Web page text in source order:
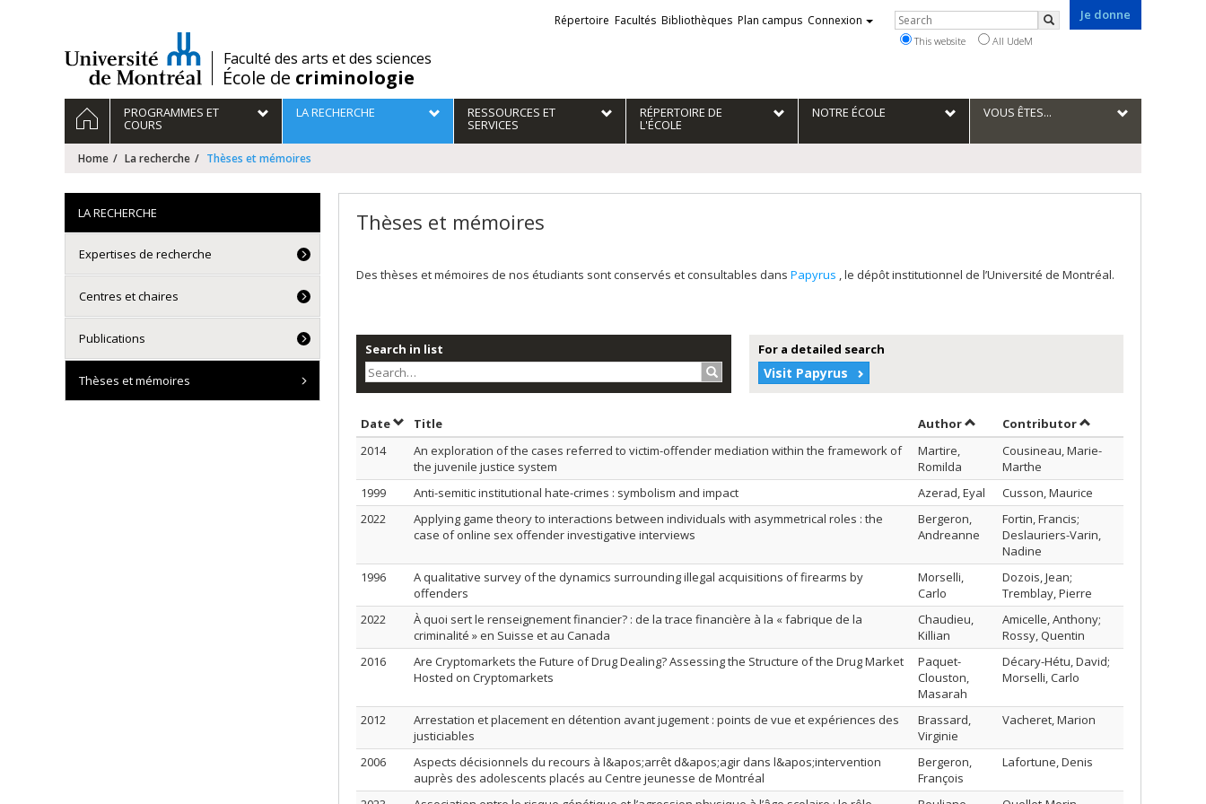
/Faculté des arts et des sciences
École de criminologie
Je donne
Liens
externes
Répertoire Facultés Bibliothèques Plan campus Connexion Rechercher
Search
This website All UdeM
Navigation
principale
HOMEPROGRAMMES ET
COURS
LA RECHERCHE RESSOURCES ET
SERVICES
RÉPERTOIRE DE
L'ÉCOLE
NOTRE ÉCOLE VOUS ÊTES...
Home La recherche Thèses et mémoires
Thèses et mémoires
Des thèses et mémoires de nos étudiants sont conservés et consultables dans Papyrus , le dépôt institutionnel de l’Université de Montréal.
Search in list
Search…
For a detailed search
Visit Papyrus
DateSort by date in ascending order
Title AuthorSort by author in ascending order
Contributorby contributor in
2014
An exploration of the cases referred to victim-offender mediation within the framework of
the juvenile justice system
Martire,
Romilda
Cousineau, Marie-
Marthe
1999
Anti-semitic institutional hate-crimes : symbolism and impact Azerad, Eyal
Cusson, Maurice
2022
Applying game theory to interactions between individuals with asymmetrical roles : the
case of online sex offender investigative interviews
Bergeron,
Andreanne
Fortin, Francis;
Deslauriers-Varin,
Nadine
1996
A qualitative survey of the dynamics surrounding illegal acquisitions of firearms by
offenders
Morselli,
Carlo
Dozois, Jean;
Tremblay, Pierre
2022
À quoi sert le renseignement financier? : de la trace financière à la « fabrique de la
criminalité » en Suisse et au Canada
Chaudieu,
Killian
Amicelle, Anthony;
Rossy, Quentin
2016
Are Cryptomarkets the Future of Drug Dealing? Assessing the Structure of the Drug Market
Hosted on Cryptomarkets
Paquet-
Clouston,
Masarah
Décary-Hétu, David;
Morselli, Carlo
2012
Arrestation et placement en détention avant jugement : points de vue et expériences des
justiciables
Brassard,
Virginie
Vacheret, Marion
2006
Aspects décisionnels du recours à l&apos;arrêt d&apos;agir dans l&apos;intervention
auprès des adolescents placés au Centre jeunesse de Montréal
Bergeron,
François
Lafortune, Denis
LA RECHERCHE
Expertises de recherche
Centres et chaires
Publications
Thèses et mémoires